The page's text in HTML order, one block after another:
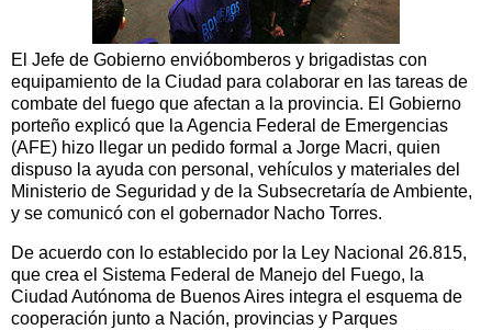
El Jefe de Gobierno envióbomberos y brigadistas con
equipamiento de la Ciudad para colaborar en las tareas de
combate del fuego que afectan a la provincia. El Gobierno
porteño explicó que la Agencia Federal de Emergencias
(AFE) hizo llegar un pedido formal a Jorge Macri, quien
dispuso la ayuda con personal, vehículos y materiales del
Ministerio de Seguridad y de la Subsecretaría de Ambiente,
y se comunicó con el gobernador Nacho Torres.
De acuerdo con lo establecido por la Ley Nacional 26.815,
que crea el Sistema Federal de Manejo del Fuego, la
Ciudad Autónoma de Buenos Aires integra el esquema de
cooperación junto a Nación, provincias y Parques